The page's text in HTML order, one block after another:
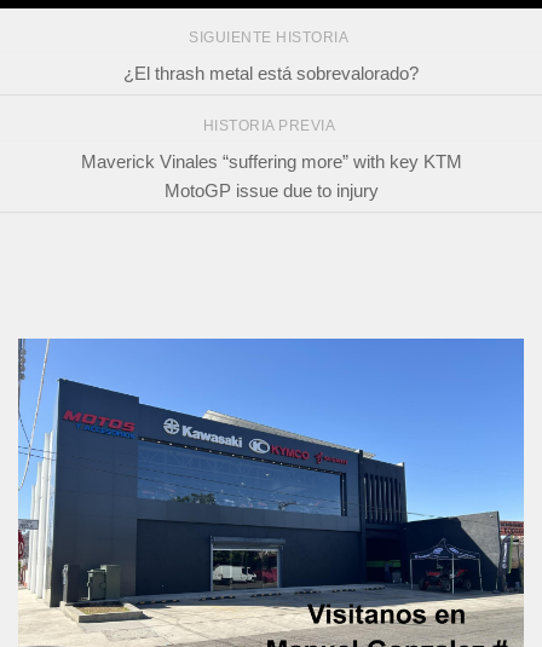
SIGUIENTE HISTORIA
¿El thrash metal está sobrevalorado?
HISTORIA PREVIA
Maverick Vinales “suffering more” with key KTM
MotoGP issue due to injury